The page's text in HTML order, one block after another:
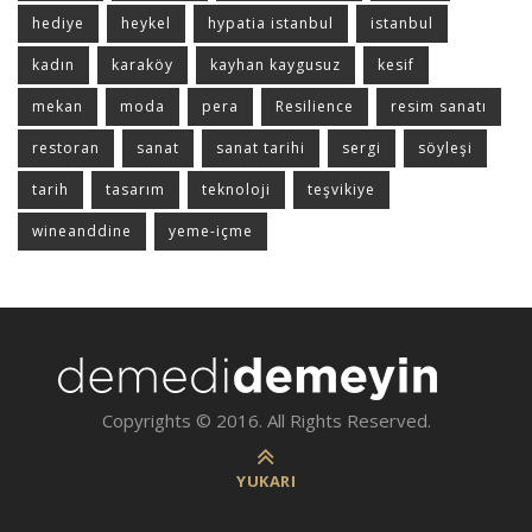
hediye heykel hypatia istanbul istanbul
kadın karaköy kayhan kaygusuz kesif
mekan moda pera Resilience resim sanatı
restoran sanat sanat tarihi sergi söyleşi
tarih tasarım teknoloji teşvikiye
wineanddine yeme-içme
Copyrights © 2016. All Rights Reserved.
YUKARI